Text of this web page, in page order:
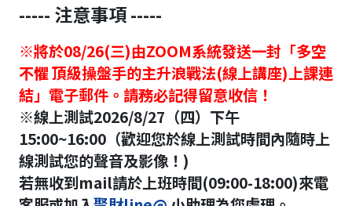
----- 注意事項 -----
※將於08/26(三)由ZOOM系統發送一封「多空
不懼 頂級操盤手的主升浪戰法(線上講座)上課連
結」電子郵件。請務必記得留意收信！
※線上測試2026/8/27（四）下午
15:00~16:00（歡迎您於線上測試時間內隨時上
線測試您的聲音及影像！)
若無收到mail請於上班時間(09:00-18:00)來電